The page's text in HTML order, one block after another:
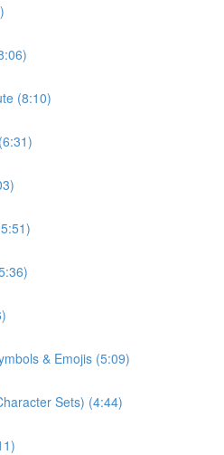
(8:10)
& Emojis (5:09)
Sets) (4:44)